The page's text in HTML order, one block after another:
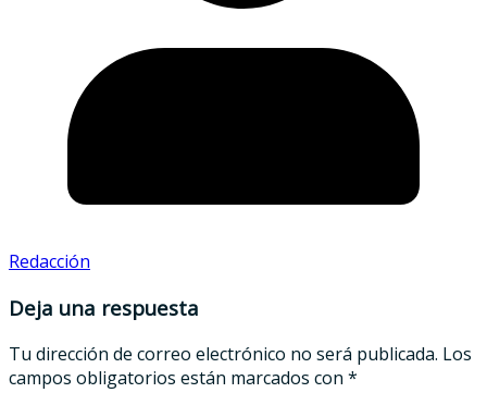
Redacción
Deja una respuesta
Tu dirección de correo electrónico no será publicada. Los
campos obligatorios están marcados con *